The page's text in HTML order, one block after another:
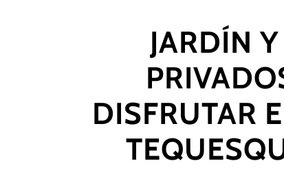
JARDÍN
DISFRUTAR